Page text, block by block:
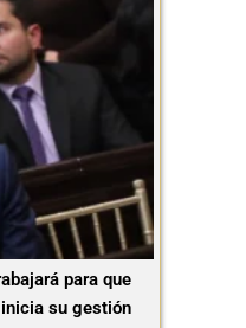
para que
su gestión